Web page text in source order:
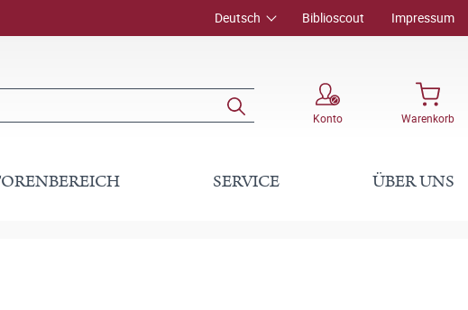
Deutsch Biblioscout Impressum
Konto Warenkorb
SERVICE ÜBER UNS